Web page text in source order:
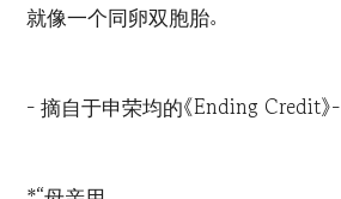
就像一个同卵双胞胎。
- 摘自于申荣均的《Ending Credit》-